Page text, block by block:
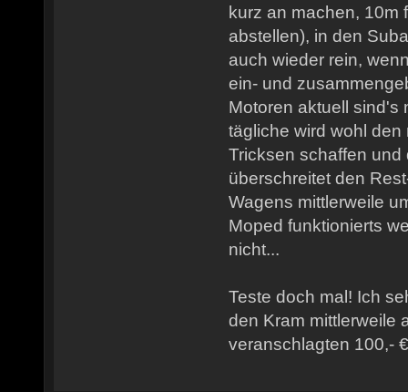
kurz an machen, 10m
abstellen), in den
auch wieder rein,
ein- und
Motoren aktuell sind's
tägliche wird wohl
Tricksen schaffen und
überschreitet den
Wagens mittlerweile
Moped funktionierts
nicht...
Teste doch mal! Ich
den Kram mittlerweile
veranschlagten 100,-